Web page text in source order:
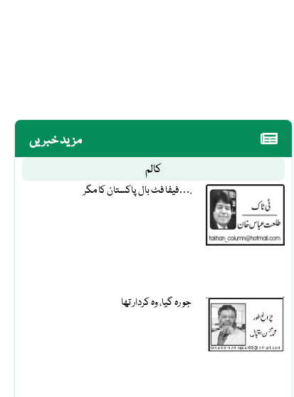
مزید خبریں
کالم
فیفا فٹ بال پاکستان کا مگر….
جو رہ گیا، وہ کردار تھا